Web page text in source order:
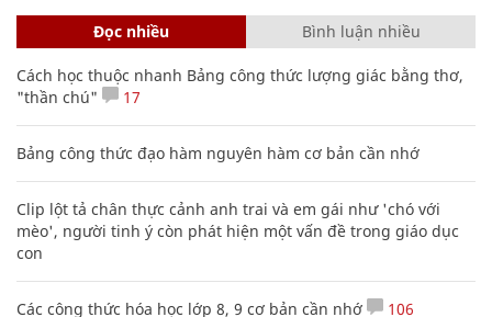
Đọc nhiều Bình luận nhiều
Cách học thuộc nhanh Bảng công thức lượng giác bằng thơ,
"thần chú"
17
Bảng công thức đạo hàm nguyên hàm cơ bản cần nhớ
Clip lột tả chân thực cảnh anh trai và em gái như 'chó với
mèo', người tinh ý còn phát hiện một vấn đề trong giáo dục
con
Các công thức hóa học lớp 8, 9 cơ bản cần nhớ 106